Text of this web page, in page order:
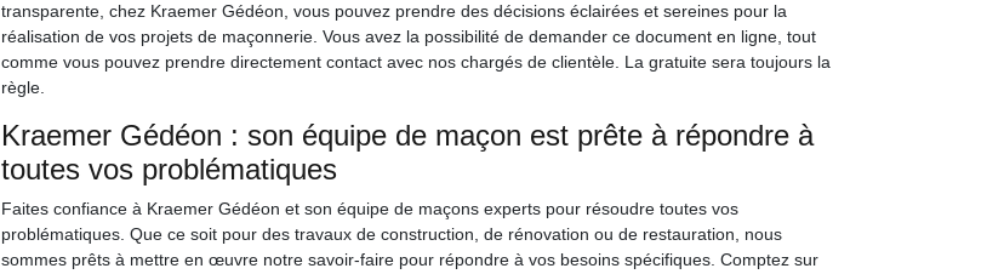
transparente, chez Kraemer Gédéon, vous pouvez prendre des décisions éclairées et sereines pour la
réalisation de vos projets de maçonnerie. Vous avez la possibilité de demander ce document en ligne, tout
comme vous pouvez prendre directement contact avec nos chargés de clientèle. La gratuite sera toujours la
règle.
Kraemer Gédéon : son équipe de maçon est prête à répondre à
toutes vos problématiques
Faites confiance à Kraemer Gédéon et son équipe de maçons experts pour résoudre toutes vos
problématiques. Que ce soit pour des travaux de construction, de rénovation ou de restauration, nous
sommes prêts à mettre en œuvre notre savoir-faire pour répondre à vos besoins spécifiques. Comptez sur